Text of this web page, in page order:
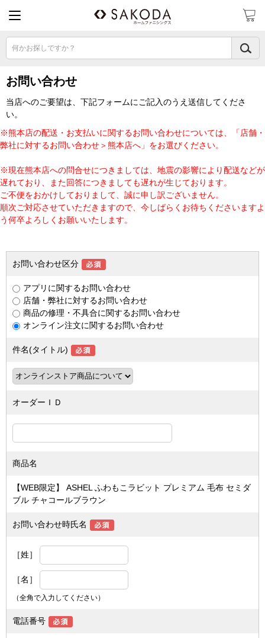
何かお探しですか？
お問い合わせ
当店へのご要望は、下記フォームにご記入のうえ送信してくださ
い。
※熊本店の配送・お支払いに関するお問い合わせについては、「店舗・
弊社に対するお問い合わせ＞熊本店へ」をお選びください。
※現在熊本店への問合せにつきましては、地震の影響により配送などが
遅れており、また回答につきましても遅れが生じております。
ご不便をおかけしておりまして、誠に申し訳ございません。
順次ご対応させていただきますので、今しばらくお待ちくださいますよ
う何卒よろしくお願いいたします。
お問い合わせ区分
アプリに関するお問い合わせ
店舗・弊社に対するお問い合わせ
商品の修理・不具合に関するお問い合わせ
オンライン注文に関するお問い合わせ
件名(タイトル)
オーダーＩＤ
商品名
【WEB限定】 ASHEL ふわもこラビット プレミアム 毛布 セミダ
ブル チャコールブラウン
お問い合わせ時氏名
［姓］
［名］
（全角で入力してください）
電話番号